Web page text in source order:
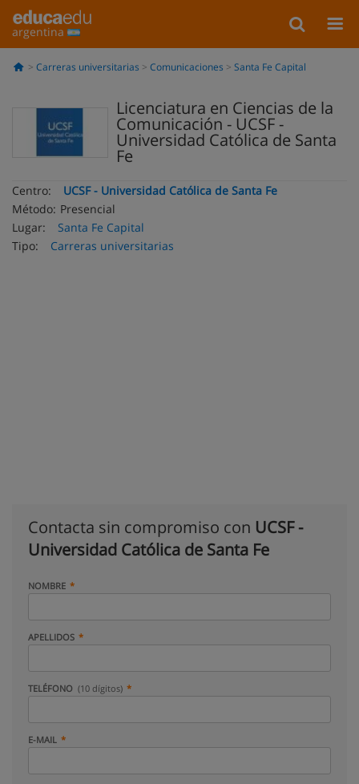
argentina
Carreras universitarias Comunicaciones Santa Fe Capital
Licenciatura en Ciencias de la
Comunicación - UCSF -
Universidad Católica de Santa
Fe
Centro:
UCSF - Universidad Católica de Santa Fe
Método: Presencial
Lugar:
Santa Fe Capital
Tipo:
Carreras universitarias
Contacta sin compromiso con UCSF -
Universidad Católica de Santa Fe
NOMBRE
APELLIDOS
TELÉFONO (10 dígitos)
E-MAIL